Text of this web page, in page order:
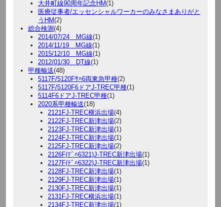
大井町線90周年記念HM(1)
医療従事者/エッセンシャルワーカーのみなさまありがと
うHM(2)
総合検測 (4)
2014/07/24 MG線(1)
2014/11/19 MG線(1)
2015/12/10 MG線(1)
2012/01/30 DT線(1)
甲種輸送(48)
5117F/5120Fｻﾊ6両東急甲種(2)
5117F/5120F6ドアJ-TREC甲種(1)
5114F6ドアJ-TREC甲種(1)
2020系甲種輸送(18)
2121FJ-TREC横浜出場(4)
2122FJ-TREC新津出場(2)
2123FJ-TREC新津出場(1)
2124FJ-TREC新津出場(1)
2125FJ-TREC新津出場(2)
2126F(ﾃﾞﾊ6321)J-TREC新津出場(1)
2127F(ﾃﾞﾊ6322)J-TREC新津出場(1)
2128FJ-TREC新津出場(1)
2129FJ-TREC新津出場(1)
2130FJ-TREC新津出場(1)
2131FJ-TREC横浜出場(1)
2134FJ-TREC新津出場(1)